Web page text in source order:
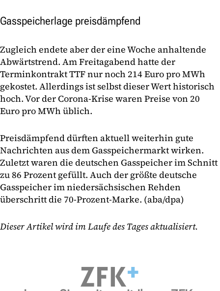
Gasspeicherlage preisdämpfend
Zugleich endete aber der eine Woche anhaltende
Abwärtstrend. Am Freitagabend hatte der
Terminkontrakt TTF nur noch 214 Euro pro MWh
gekostet. Allerdings ist selbst dieser Wert historisch
hoch. Vor der Corona-Krise waren Preise von 20
Euro pro MWh üblich.
Preisdämpfend dürften aktuell weiterhin gute
Nachrichten aus dem Gasspeichermarkt wirken.
Zuletzt waren die deutschen Gasspeicher im Schnitt
zu 86 Prozent gefüllt. Auch der größte deutsche
Gasspeicher im niedersächsischen Rehden
überschritt die 70-Prozent-Marke. (aba/dpa)
Dieser Artikel wird im Laufe des Tages aktualisiert.